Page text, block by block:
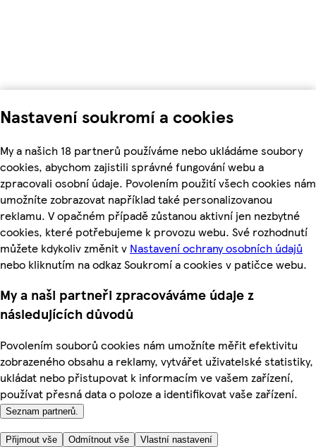
Nastavení soukromí a cookies
My a našich 18 partnerů používáme nebo ukládáme soubory
cookies, abychom zajistili správné fungování webu a
zpracovali osobní údaje. Povolením použití všech cookies nám
umožníte zobrazovat například také personalizovanou
reklamu. V opačném případě zůstanou aktivní jen nezbytné
cookies, které potřebujeme k provozu webu. Své rozhodnutí
můžete kdykoliv změnit v Nastavení ochrany osobních údajů
nebo kliknutím na odkaz Soukromí a cookies v patičce webu.
My a naši partneři zpracováváme údaje z
následujících důvodů
Povolením souborů cookies nám umožníte měřit efektivitu
zobrazeného obsahu a reklamy, vytvářet uživatelské statistiky,
ukládat nebo přistupovat k informacím ve vašem zařízení,
používat přesná data o poloze a identifikovat vaše zařízení.
Seznam partnerů.
Přijmout vše Odmítnout vše Vlastní nastavení